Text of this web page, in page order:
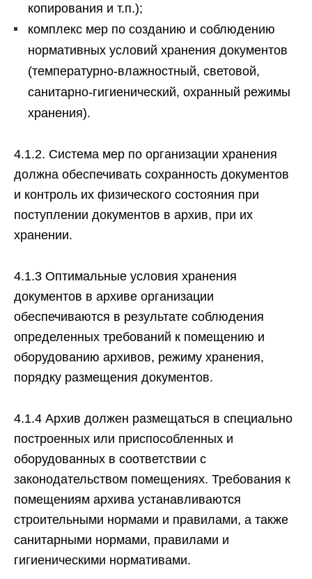
копирования и т.п.);
комплекс мер по созданию и соблюдению
нормативных условий хранения документов
(температурно-влажностный, световой,
санитарно-гигиенический, охранный режимы
хранения).
4.1.2. Система мер по организации хранения
должна обеспечивать сохранность документов
и контроль их физического состояния при
поступлении документов в архив, при их
хранении.
4.1.3 Оптимальные условия хранения
документов в архиве организации
обеспечиваются в результате соблюдения
определенных требований к помещению и
оборудованию архивов, режиму хранения,
порядку размещения документов.
4.1.4 Архив должен размещаться в специально
построенных или приспособленных и
оборудованных в соответствии с
законодательством помещениях. Требования к
помещениям архива устанавливаются
строительными нормами и правилами, а также
санитарными нормами, правилами и
гигиеническими нормативами.